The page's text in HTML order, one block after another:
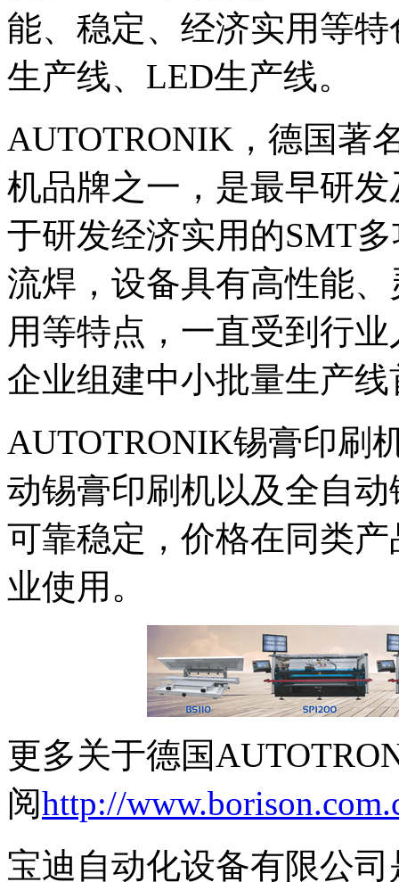
能、稳定、经济实用等
生产线、LED生产线。
AUTOTRONIK，德国著
机品牌之一，是最早研
于研发经济实用的SMT
流焊，设备具有高性能
用等特点，一直受到行
企业组建中小批量生产
AUTOTRONIK锡膏印刷
动锡膏印刷机以及全自
可靠稳定，价格在同类
业使用。
更多关于德国
阅http://
宝迪自动化设备有限公